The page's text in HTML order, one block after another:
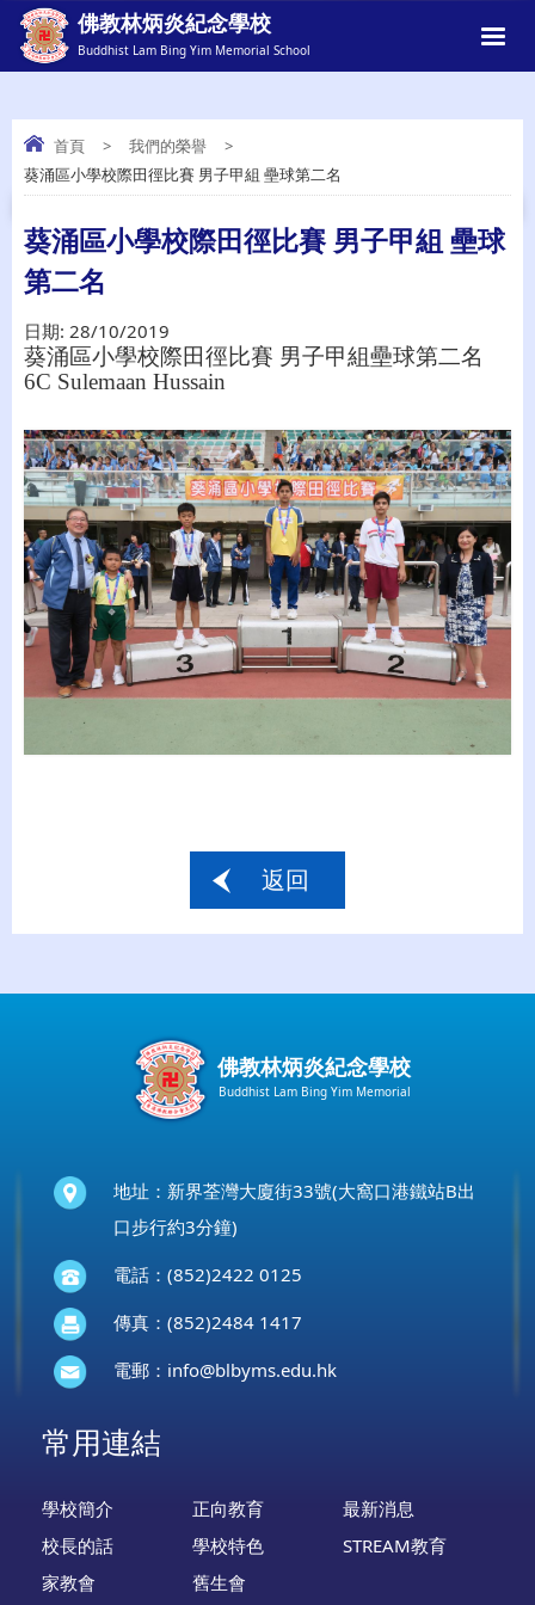
佛教林炳炎紀念學校
Buddhist Lam Bing Yim Memorial School
葵涌區小學校際田徑比賽 男子甲組 壘球第
二名
首頁 > 我們的榮譽
>
葵涌區小學校際田徑比賽 男子甲組 壘球第二名
葵涌區小學校際田徑比賽 男子甲組 壘球
第二名
日期: 28/10/2019
葵涌區小學校際田徑比賽 男子甲組壘球第二名
6C Sulemaan Hussain
返回
佛教林炳炎紀念學校
Buddhist Lam Bing Yim Memorial
地址：新界荃灣大廈街33號(大窩口港鐵站B出
口步行約3分鐘)
電話：(852)2422 0125
傳真：(852)2484 1417
電郵： info@blbyms.edu.hk
常用連結
學校簡介 正向教育
最新消息
校長的話
學校特色
STREAM教育
家教會
舊生會